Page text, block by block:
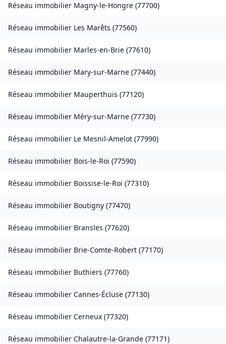
Réseau immobilier Magny-le-Hongre (77700)
Réseau immobilier Les Marêts (77560)
Réseau immobilier Marles-en-Brie (77610)
Réseau immobilier Mary-sur-Marne (77440)
Réseau immobilier Mauperthuis (77120)
Réseau immobilier Méry-sur-Marne (77730)
Réseau immobilier Le Mesnil-Amelot (77990)
Réseau immobilier Bois-le-Roi (77590)
Réseau immobilier Boissise-le-Roi (77310)
Réseau immobilier Boutigny (77470)
Réseau immobilier Bransles (77620)
Réseau immobilier Brie-Comte-Robert (77170)
Réseau immobilier Buthiers (77760)
Réseau immobilier Cannes-Écluse (77130)
Réseau immobilier Cerneux (77320)
Réseau immobilier Chalautre-la-Grande (77171)